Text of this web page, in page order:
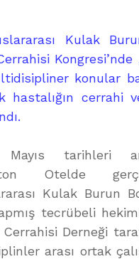
ANKARA’DA
BULUŞTU
üzerine
Kulak
konular
hastalığın cerrahi
Mayıs tarihleri
Otelde
Kulak Burun
tecrübeli
Cerrahisi Derneği
arası ortak